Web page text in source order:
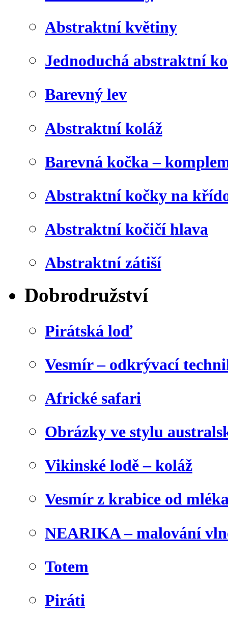
Abstraktní květiny
Jednoduchá abstraktní
Barevný lev
Abstraktní koláž
Barevná kočka –
Abstraktní kočky na
Abstraktní kočičí hlava
Abstraktní zátiší
Dobrodružství
Pirátská loď
Vesmír – odkrývací
Africké safari
Obrázky ve stylu
Vikinské lodě – koláž
Vesmír z krabice od
NEARIKA – malování
Totem
Piráti